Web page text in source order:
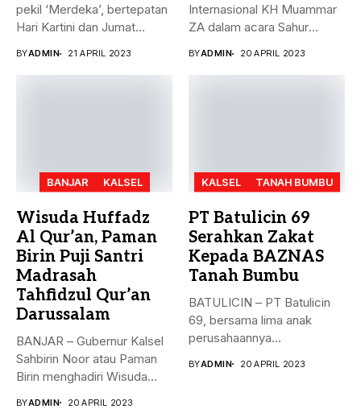
pekil ‘Merdeka’, bertepatan
Hari Kartini dan Jumat
BYADMIN 21 APRIL 2023
Internasional KH Muammar
ZA dalam acara Sahur
BYADMIN 20 APRIL 2023
BANJAR KALSEL
Wisuda Huffadz
Al Qur’an, Paman
Birin Puji Santri
Madrasah
Tahfidzul Qur’an
Darussalam
BANJAR – Gubernur Kalsel
Sahbirin Noor atau Paman
Birin menghadiri Wisuda
BYADMIN 20 APRIL 2023
KALSEL TANAH BUMBU
PT Batulicin 69
Serahkan Zakat
Kepada BAZNAS
Tanah Bumbu
BATULICIN – PT Batulicin
69, bersama lima anak
perusahaannya
BYADMIN 20 APRIL 2023